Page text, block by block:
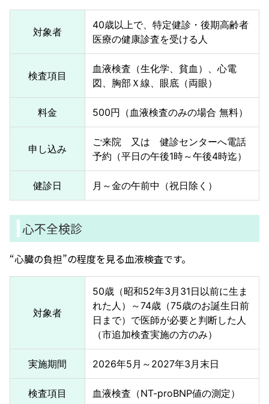
対象者
40歳以上で、特定健診・後期高齢者
医療の健康診査を受ける人
検査項目
血液検査（生化学、貧血）、心電
図、胸部Ｘ線、眼底（両眼）
料金 500円（血液検査のみの場合 無料）
申し込み
ご来院 又は 健診センターへ電話
予約（平日の午後1時～午後4時迄）
健診日 月～金の午前中（祝日除く）
心不全検診
“心臓の負担”の程度を見る血液検査です。
対象者
50歳（昭和52年3月31日以前に生ま
れた人）～74歳（75歳のお誕生日前
日まで）で医師が必要と判断した人
（市追加検査実施の方のみ）
実施期間 2026年5月～2027年3月末日
検査項目 血液検査（NT-proBNP値の測定）